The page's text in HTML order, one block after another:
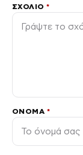
ΣΧΌΛΙΟ*
ΌΝΟΜΑ *